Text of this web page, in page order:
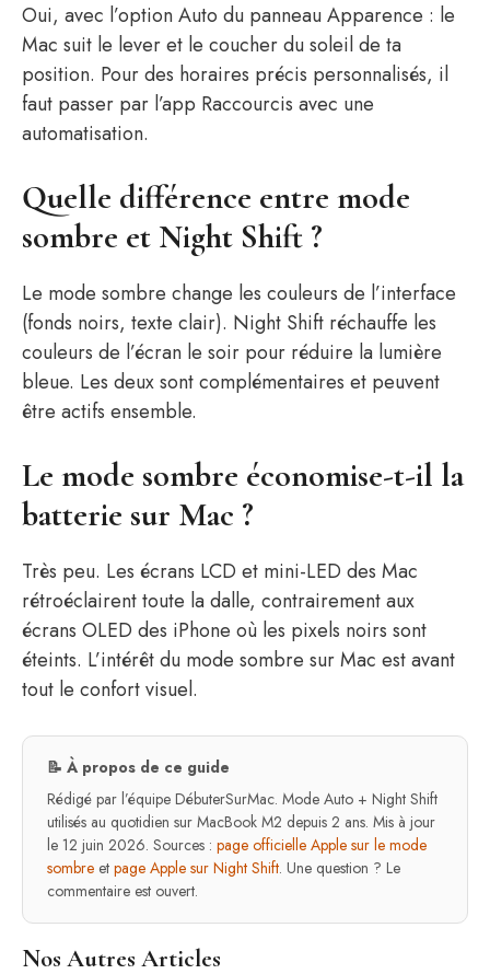
Oui, avec l’option Auto du panneau Apparence : le
Mac suit le lever et le coucher du soleil de ta
position. Pour des horaires précis personnalisés, il
faut passer par l’app Raccourcis avec une
automatisation.
Quelle différence entre mode
sombre et Night Shift ?
Le mode sombre change les couleurs de l’interface
(fonds noirs, texte clair). Night Shift réchauffe les
couleurs de l’écran le soir pour réduire la lumière
bleue. Les deux sont complémentaires et peuvent
être actifs ensemble.
Le mode sombre économise-t-il la
batterie sur Mac ?
Très peu. Les écrans LCD et mini-LED des Mac
rétroéclairent toute la dalle, contrairement aux
écrans OLED des iPhone où les pixels noirs sont
éteints. L’intérêt du mode sombre sur Mac est avant
tout le confort visuel.
📝 À propos de ce guide
Rédigé par l’équipe DébuterSurMac. Mode Auto + Night Shift
utilisés au quotidien sur MacBook M2 depuis 2 ans. Mis à jour
le 12 juin 2026. Sources : page officielle Apple sur le mode
sombre et page Apple sur Night Shift. Une question ? Le
commentaire est ouvert.
Nos Autres Articles